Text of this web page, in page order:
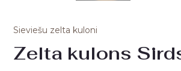
Sieviešu zelta kuloni
Zelta kulons